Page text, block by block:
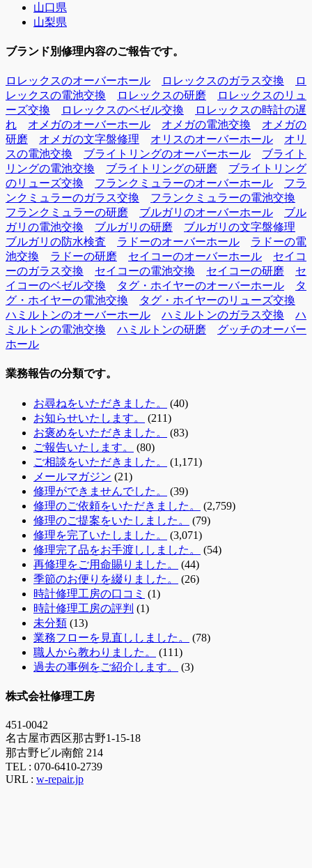
山口県
山梨県
ブランド別修理内容のご報告です。
ロレックスのオーバーホール ロレックスのガラス交換
ロ
レックスの電池交換
ロレックスの研磨
ロレックスのリュ
ーズ交換
ロレックスのベゼル交換
ロレックスの時計の遅
れ
オメガのオーバーホール オメガの電池交換
オメガの
研磨
オメガの文字盤修理 オリスのオーバーホール
オリ
スの電池交換
ブライトリングのオーバーホール
ブライト
リングの電池交換
ブライトリングの研磨
ブライトリング
のリューズ交換
フランクミュラーのオーバーホール
フラ
ンクミュラーのガラス交換
フランクミュラーの電池交換
フランクミュラーの研磨
ブルガリのオーバーホール
ブル
ガリの電池交換
ブルガリの研磨
ブルガリの文字盤修理
ブルガリの防水検査
ラドーのオーバーホール
ラドーの電
池交換
ラドーの研磨 セイコーのオーバーホール
セイコ
ーのガラス交換
セイコーの電池交換 セイコーの研磨
セ
イコーのベゼル交換
タグ・ホイヤーのオーバーホール
タ
グ・ホイヤーの電池交換
タグ・ホイヤーのリューズ交換
ハミルトンのオーバーホール
ハミルトンのガラス交換
ハ
ミルトンの電池交換
ハミルトンの研磨
グッチのオーバー
ホール
業務報告の分類です。
お尋ねをいただきました。
(40)
お知らせいたします。
(211)
お褒めをいただきました。
(83)
ご報告いたします。
(80)
ご相談をいただきました。
(1,171)
メールマガジン (21)
修理ができませんでした。
(39)
修理のご依頼をいただきました。
(2,759)
修理のご提案をいたしました。
(79)
修理を完了いたしました。
(3,071)
修理完了品をお手渡ししました。
(54)
再修理をご用命賜りました。
(44)
季節のお便りを綴りました。
(26)
時計修理工房の口コミ (1)
時計修理工房の評判 (1)
未分類 (13)
業務フローを見直ししました。
(78)
職人から教わりました。
(111)
過去の事例をご紹介します。
(3)
株式会社修理工房
451-0042
名古屋市西区那古野1-15-18
那古野ビル南館 214
TEL : 070-6410-2739
URL : w-repair.jp